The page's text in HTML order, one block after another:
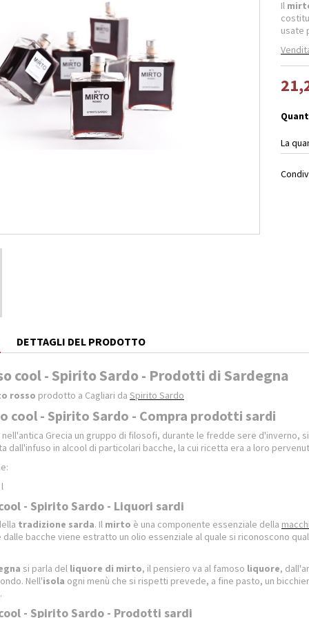
Il
usate
La
DETTAGLI DEL PRODOTTO
cool - Spirito Sardo - Prodotti di Sardegna
rosso prodotto a Cagliari da Spirito Sardo
cool - Spirito Sardo - Compra prodotti sardi
nell'antica Grecia un gruppo di filosofi, durante le fredde sere
dall'infuso in alcool di particolari bacche, la cui ricetta era a loro
l
- Spirito Sardo - Liquori sardi
tradizione sarda. Il mirto è una componente essenziale della
dalle bacche viene estratto un olio essenziale al quale si riconoscono
si parla del liquore di mirto, il pensiero va al famoso liquore,
Nell'isola ogni menù che si rispetti prevede, a fine pasto, un
.
- Spirito Sardo - Prodotti sardi